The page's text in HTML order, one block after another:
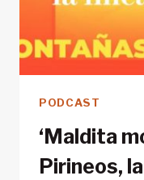
PODCAST
‘Maldita
Pirineos,